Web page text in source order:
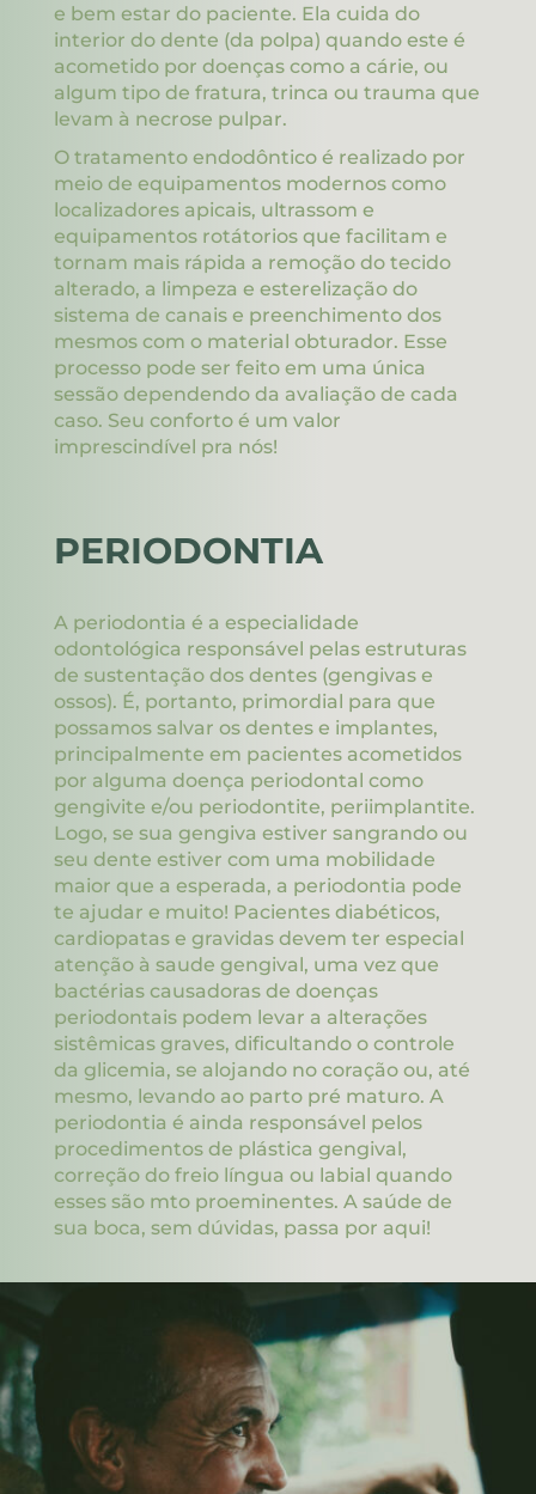
e bem estar do paciente. Ela cuida do
interior do dente (da polpa) quando este é
acometido por doenças como a cárie, ou
algum tipo de fratura, trinca ou trauma que
levam à necrose pulpar.
O tratamento endodôntico é realizado por
meio de equipamentos modernos como
localizadores apicais, ultrassom e
equipamentos rotátorios que facilitam e
tornam mais rápida a remoção do tecido
alterado, a limpeza e esterelização do
sistema de canais e preenchimento dos
mesmos com o material obturador. Esse
processo pode ser feito em uma única
sessão dependendo da avaliação de cada
caso. Seu conforto é um valor
imprescindível pra nós!
PERIODONTIA
A periodontia é a especialidade
odontológica responsável pelas estruturas
de sustentação dos dentes (gengivas e
ossos). É, portanto, primordial para que
possamos salvar os dentes e implantes,
principalmente em pacientes acometidos
por alguma doença periodontal como
gengivite e/ou periodontite, periimplantite.
Logo, se sua gengiva estiver sangrando ou
seu dente estiver com uma mobilidade
maior que a esperada, a periodontia pode
te ajudar e muito! Pacientes diabéticos,
cardiopatas e gravidas devem ter especial
atenção à saude gengival, uma vez que
bactérias causadoras de doenças
periodontais podem levar a alterações
sistêmicas graves, dificultando o controle
da glicemia, se alojando no coração ou, até
mesmo, levando ao parto pré maturo. A
periodontia é ainda responsável pelos
procedimentos de plástica gengival,
correção do freio língua ou labial quando
esses são mto proeminentes. A saúde de
sua boca, sem dúvidas, passa por aqui!